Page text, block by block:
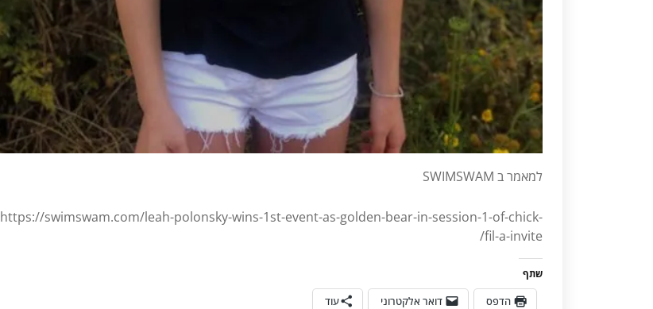
למאמר ב SWIMSWAM
https://swimswam.com/leah-polonsky-wins-1st-event-as-golden-bear-in-session-1-of-chick-
fil-a-invite/
שתף
הדפס דואר אלקטרוני עוד